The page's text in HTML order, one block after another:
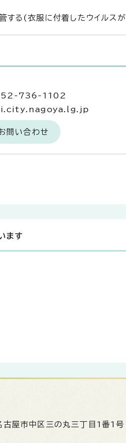
する(衣服に付着したウイルス
052-736-1102
問い合わせ
ます
古屋市中区三の丸三丁目1番1号